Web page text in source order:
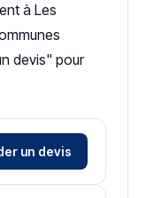
à Les
devis" pour
un devis